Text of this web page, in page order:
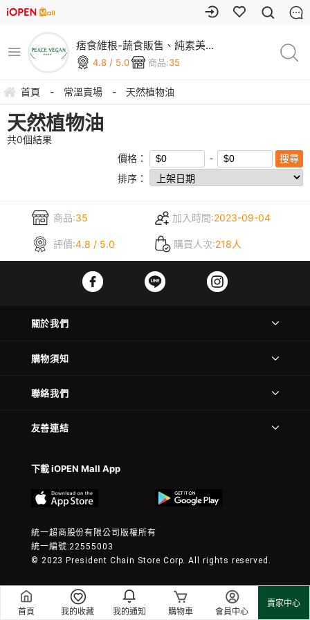
首頁 我的收藏 我的通知 購物車 會員中心
賣家中心
痞食維根-蔬食販售、純素美
食、素食商城
4.8 / 5.0 商品:35
首頁 - 常溫賣場 - 天然植物油
天然植物油
共0個結果
價格：
排序：
商品:35 加入時間:2023-09-04
評價:4.8 / 5.0 購買人次:218人
關於我們
購物須知
聯絡我們
友善連結
下載 iOPEN Mall App
統一超商股份有限公司版權所有
統一編號:22555003
© 2023 President Chain Store Corp. All rights reserved.